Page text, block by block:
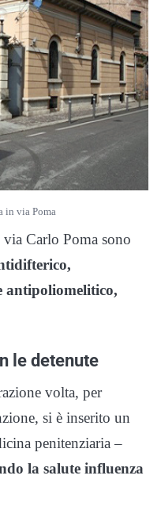
in via Poma
Carlo Poma sono
antipoliomelitico,
le detenute
volta, per
si è inserito un
penitenziaria –
la salute influenza